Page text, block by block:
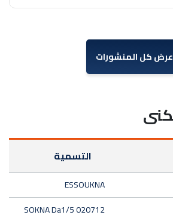
عرض كل المنشورات
التسمية
ESSOUKNA
SOKNA Da1/5 020712